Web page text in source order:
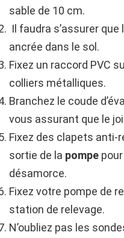
sable de 10 cm.
Il faudra s’assurer
ancrée dans le sol.
Fixez un raccord PVC
colliers métalliques.
Branchez le coude
vous assurant que le
Fixez des clapets anti-
sortie de la pompe
désamorce.
Fixez votre pompe de
station de relevage.
N’oubliez pas les